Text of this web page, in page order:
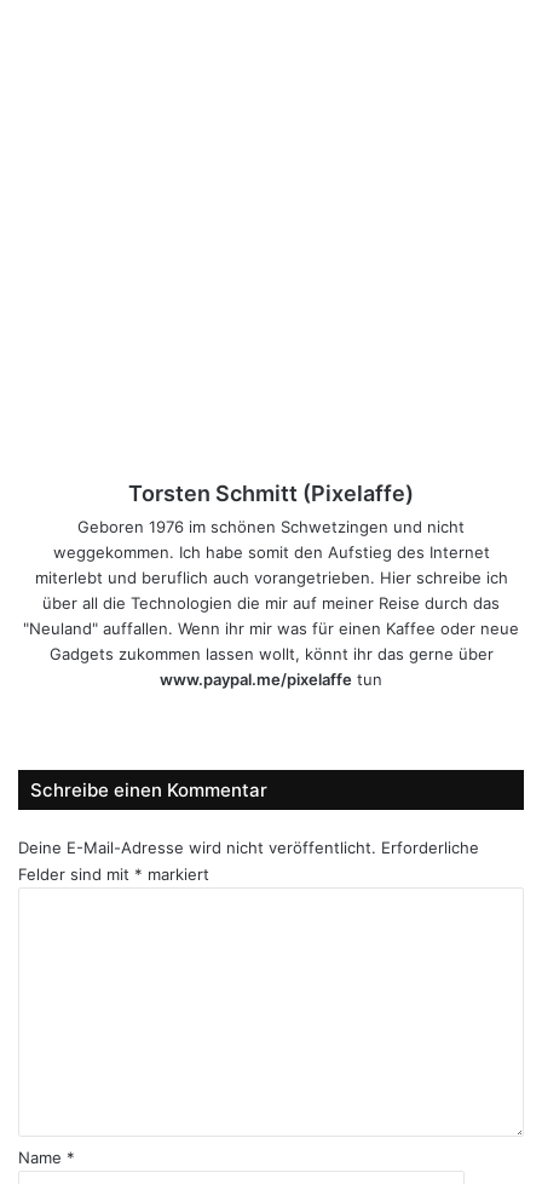
Torsten Schmitt (Pixelaffe)
Geboren 1976 im schönen Schwetzingen und nicht
weggekommen. Ich habe somit den Aufstieg des Internet
miterlebt und beruflich auch vorangetrieben. Hier schreibe ich
über all die Technologien die mir auf meiner Reise durch das
"Neuland" auffallen. Wenn ihr mir was für einen Kaffee oder neue
Gadgets zukommen lassen wollt, könnt ihr das gerne über
www.paypal.me/pixelaffe tun
Schreibe einen Kommentar
Deine E-Mail-Adresse wird nicht veröffentlicht. Erforderliche
Felder sind mit * markiert
*
Name *